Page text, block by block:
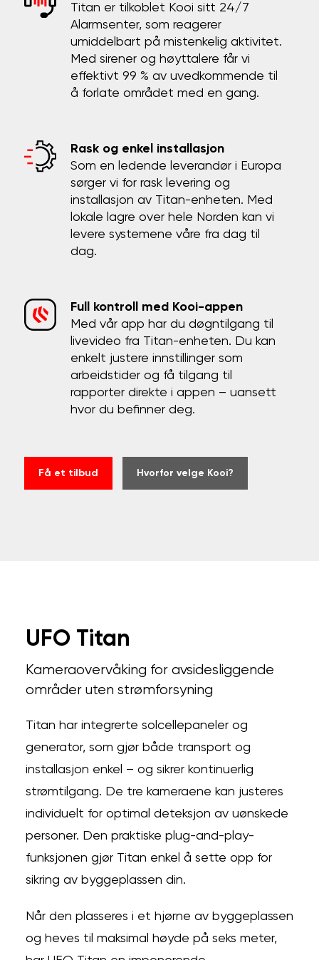
Titan er tilkoblet Kooi sitt 24/7
Alarmsenter, som reagerer
umiddelbart på mistenkelig aktivitet.
Med sirener og høyttalere får vi
effektivt 99 % av uvedkommende til
å forlate området med en gang.
Rask og enkel installasjon
Som en ledende leverandør i Europa
sørger vi for rask levering og
installasjon av Titan-enheten. Med
lokale lagre over hele Norden kan vi
levere systemene våre fra dag til
dag.
Full kontroll med Kooi-appen
Med vår app har du døgntilgang til
livevideo fra Titan-enheten. Du kan
enkelt justere innstillinger som
arbeidstider og få tilgang til
rapporter direkte i appen – uansett
hvor du befinner deg.
Få et tilbud Hvorfor velge Kooi?
UFO Titan
Kameraovervåking for avsidesliggende
områder uten strømforsyning
Titan har integrerte solcellepaneler og
generator, som gjør både transport og
installasjon enkel – og sikrer kontinuerlig
strømtilgang. De tre kameraene kan justeres
individuelt for optimal deteksjon av uønskede
personer. Den praktiske plug-and-play-
funksjonen gjør Titan enkel å sette opp for
sikring av byggeplassen din.
Når den plasseres i et hjørne av byggeplassen
og heves til maksimal høyde på seks meter,